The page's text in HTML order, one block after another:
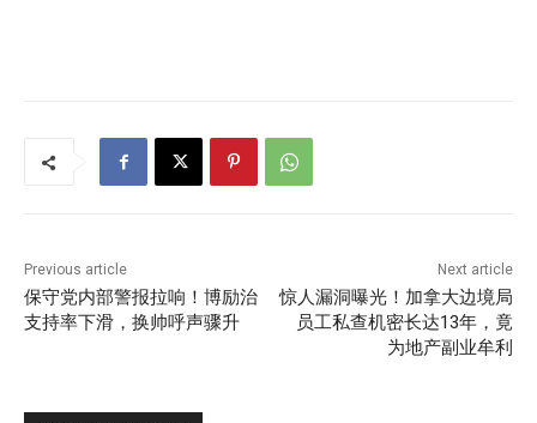
Previous article
保守党内部警报拉响！博励治
支持率下滑，换帅呼声骤升
Next article
惊人漏洞曝光！加拿大边境局
员工私查机密长达13年，竟
为地产副业牟利